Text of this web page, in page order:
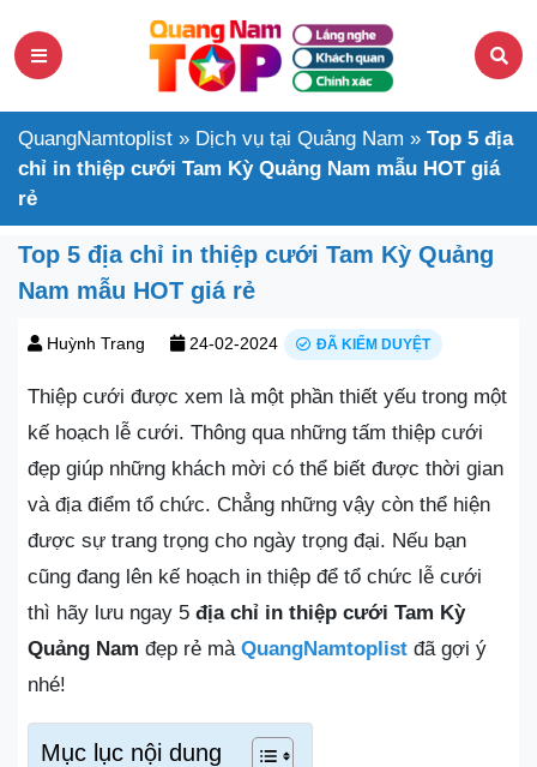
QuangNamtoplist » Dịch vụ tại Quảng Nam » Top 5 địa
chỉ in thiệp cưới Tam Kỳ Quảng Nam mẫu HOT giá
rẻ
Top 5 địa chỉ in thiệp cưới Tam Kỳ Quảng
Nam mẫu HOT giá rẻ
Huỳnh Trang 24-02-2024 ĐÃ KIỂM DUYỆT
Thiệp cưới được xem là một phần thiết yếu trong một
kế hoạch lễ cưới. Thông qua những tấm thiệp cưới
đẹp giúp những khách mời có thể biết được thời gian
và địa điểm tổ chức. Chẳng những vậy còn thể hiện
được sự trang trọng cho ngày trọng đại. Nếu bạn
cũng đang lên kế hoạch in thiệp để tổ chức lễ cưới
thì hãy lưu ngay 5 địa chỉ in thiệp cưới Tam Kỳ
Quảng Nam đẹp rẻ mà QuangNamtoplist đã gợi ý
nhé!
Mục lục nội dung